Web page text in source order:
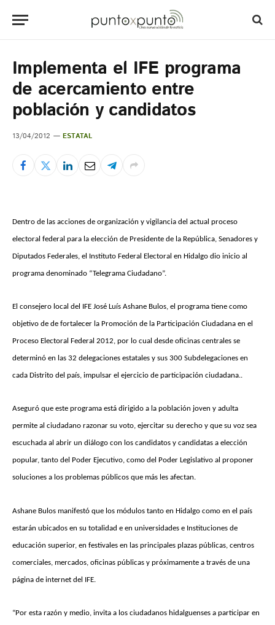
Implementa el IFE programa
de acercamiento entre
población y candidatos
13/04/2012 ESTATAL
Dentro de las acciones de organización y vigilancia del actual proceso
electoral federal para la elección de Presidente de la República, Senadores y
Diputados Federales, el Instituto Federal Electoral en Hidalgo dio inicio al
programa denominado “Telegrama Ciudadano”.
El consejero local del IFE José Luís Ashane Bulos, el programa tiene como
objetivo de de fortalecer la Promoción de la Participación Ciudadana en el
Proceso Electoral Federal 2012, por lo cual desde oficinas centrales se
determinó en las 32 delegaciones estatales y sus 300 Subdelegaciones en
cada Distrito del país, impulsar el ejercicio de participación ciudadana..
Aseguró que este programa está dirigido a la población joven y adulta
permite al ciudadano razonar su voto, ejercitar su derecho y que su voz sea
escuchada al abrir un diálogo con los candidatos y candidatas a elección
popular, tanto del Poder Ejecutivo, como del Poder Legislativo al proponer
soluciones a los problemas públicos que más les afectan.
Ashane Bulos manifestó que los módulos tanto en Hidalgo como en el país
estarán ubicados en su totalidad e en universidades e Instituciones de
educación superior, en festivales en las principales plazas públicas, centros
comerciales, mercados, oficinas públicas y próximamente a través de una
página de internet del IFE.
“Por esta razón y medio, invita a los ciudadanos hidalguenses a participar en